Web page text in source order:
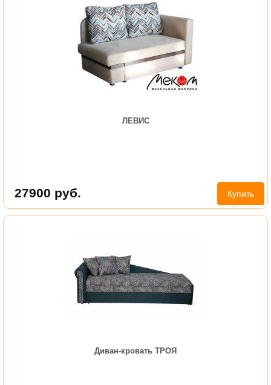
ЛЕВИС
27900 руб. Купить
Диван-кровать ТРОЯ